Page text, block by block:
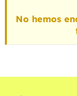
No hemos